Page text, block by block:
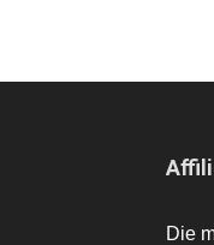
Die